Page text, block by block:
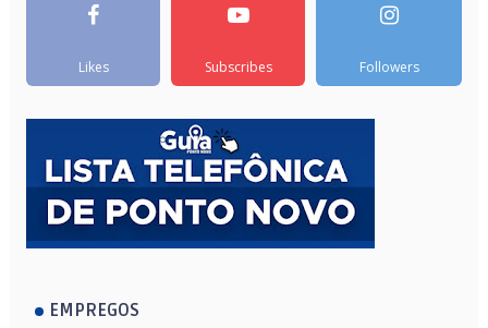
Likes Subscribes Followers
EMPREGOS